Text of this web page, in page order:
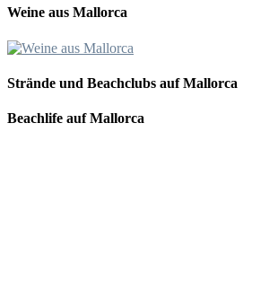
Weine aus Mallorca
Strände und Beachclubs auf Mallorca
Beachlife auf Mallorca